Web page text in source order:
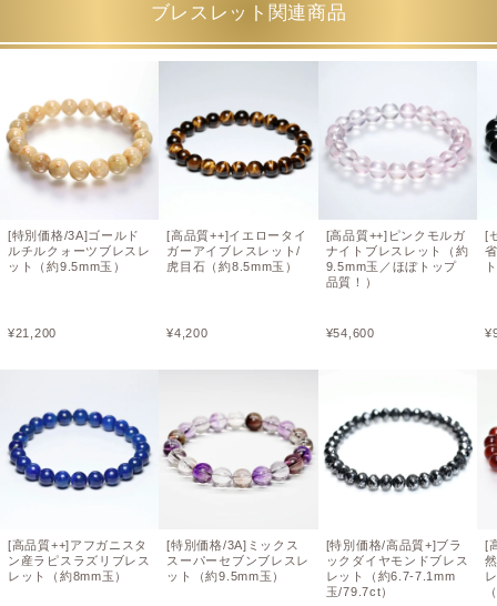
ブレスレット関連商品
[特別価格/3A]ゴールド
ルチルクォーツブレスレ
ット（約9.5mm玉）
¥21,200
[高品質++]アフガニスタ
ン産ラピスラズリブレス
レット（約8mm玉）
[高品質++]イエロータイ
ガーアイブレスレット/
虎目石（約8.5mm玉）
¥4,200
[特別価格/3A]ミックス
スーパーセブンブレスレ
ット（約9.5mm玉）
[高品質++]ピンクモルガ
ナイトブレスレット（約
9.5mm玉／ほぼトップ
品質！）
¥54,600
[特別価格/高品質+]ブラ
ックダイヤモンドブレス
レット（約6.7-7.1mm
玉/79.7ct）
[
¥
[